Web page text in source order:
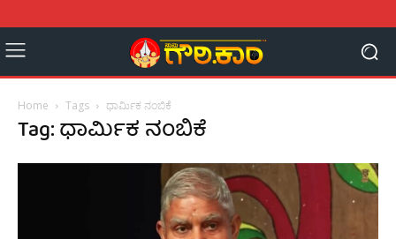
Home Tags ಧಾರ್ಮಿಕ ನಂಬಿಕೆ
Tag: ಧಾರ್ಮಿಕ ನಂಬಿಕೆ